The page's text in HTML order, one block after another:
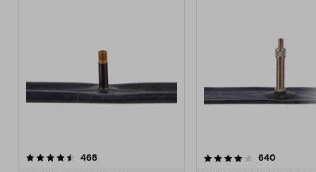
468recensioner
4.0 av 5 stjärnor 640
4.0 av 5 stjärnor